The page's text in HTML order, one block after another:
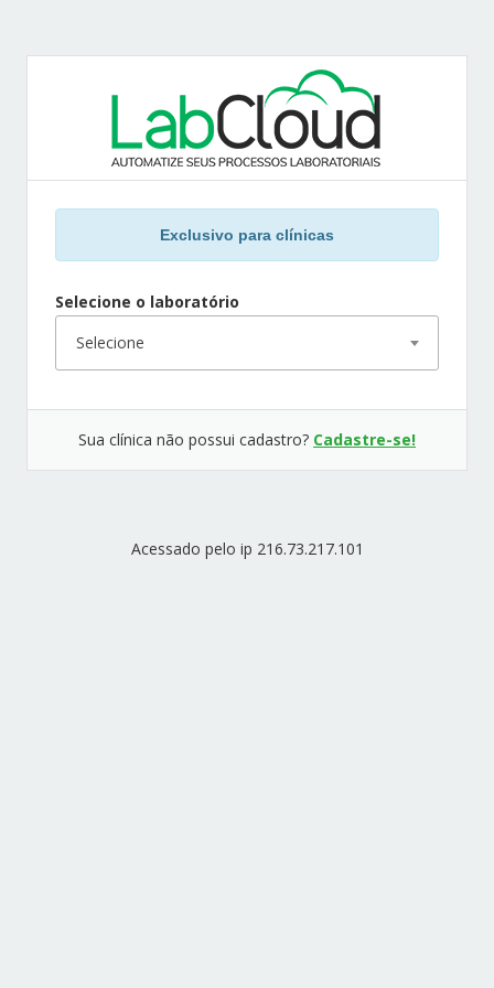
Exclusivo para clínicas
Selecione o laboratório
Selecione
Sua clínica não possui cadastro? Cadastre-se!
Acessado pelo ip 216.73.217.101